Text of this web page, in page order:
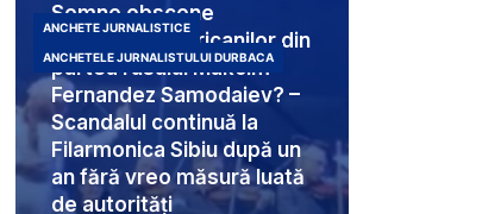
Semne obscene
destinate americanilor din
partea rusului Makcim
Fernandez Samodaiev? –
Scandalul continuă la
Filarmonica Sibiu după un
an fără vreo măsură luată
de autorități
ANCHETE JURNALISTICE
ANCHETELE JURNALISTULUI DURBACA